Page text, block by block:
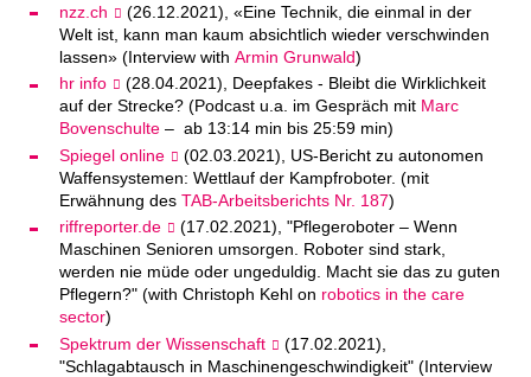
nzz.ch
(26.12.2021), «Eine Technik, die einmal in der
Welt ist, kann man kaum absichtlich wieder verschwinden
lassen» (Interview with Armin Grunwald)
hr info
(28.04.2021), Deepfakes - Bleibt die Wirklichkeit
auf der Strecke? (Podcast u.a. im Gespräch mit Marc
Bovenschulte– ab 13:14 min bis 25:59 min)
Spiegel online
(02.03.2021), US-Bericht zu autonomen
Waffensystemen: Wettlauf der Kampfroboter. (mit
Erwähnung des TAB-Arbeitsberichts Nr. 187)
riffreporter.de
(17.02.2021), "Pflegeroboter – Wenn
Maschinen Senioren umsorgen. Roboter sind stark,
werden nie müde oder ungeduldig. Macht sie das zu guten
Pflegern?" (with Christoph Kehl on robotics in the care
sector)
Spektrum der Wissenschaft
(17.02.2021),
"Schlagabtausch in Maschinengeschwindigkeit" (Interview